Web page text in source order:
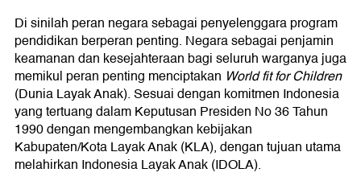
Di sinilah peran negara sebagai penyelenggara program
pendidikan berperan penting. Negara sebagai penjamin
keamanan dan kesejahteraan bagi seluruh warganya juga
memikul peran penting menciptakan World fit for Children
(Dunia Layak Anak). Sesuai dengan komitmen Indonesia
yang tertuang dalam Keputusan Presiden No 36 Tahun
1990 dengan mengembangkan kebijakan
Kabupaten/Kota Layak Anak (KLA), dengan tujuan utama
melahirkan Indonesia Layak Anak (IDOLA).